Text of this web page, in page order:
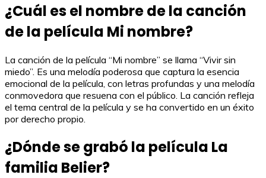
¿Cuál es el nombre de la canción
de la película Mi nombre?
La canción de la película “Mi nombre” se llama “Vivir sin
miedo”. Es una melodía poderosa que captura la esencia
emocional de la película, con letras profundas y una melodía
conmovedora que resuena con el público. La canción refleja
el tema central de la película y se ha convertido en un éxito
por derecho propio.
¿Dónde se grabó la película La
familia Belier?